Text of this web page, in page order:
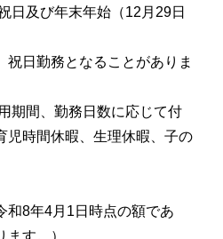
日及び年末年始（12月29日
祝日勤務となることがありま
期間、勤務日数に応じて付
児時間休暇、生理休暇、子の
和8年4月1日時点の額であ
す。）